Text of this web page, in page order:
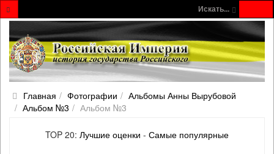
Искать...
Главная Фотографии
Альбомы Анны Вырубовой
Альбом №3
Альбом №3
TOP 20: Лучшие оценки - Самые популярные